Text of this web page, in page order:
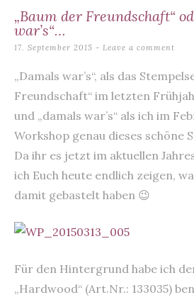
„Baum der Freundschaft“
war’s“…
17. September 2015 Leave a comment
„Damals war’s“, als das
Freundschaft“ im letzten
und „damals war’s“ als ich im
Workshop genau dieses schöne
Da ihr es jetzt im aktuellen
ich Euch heute endlich zeigen,
damit gebastelt haben 😉
Für den Hintergrund habe ich
„Hardwood“ (Art.Nr.: 133035)